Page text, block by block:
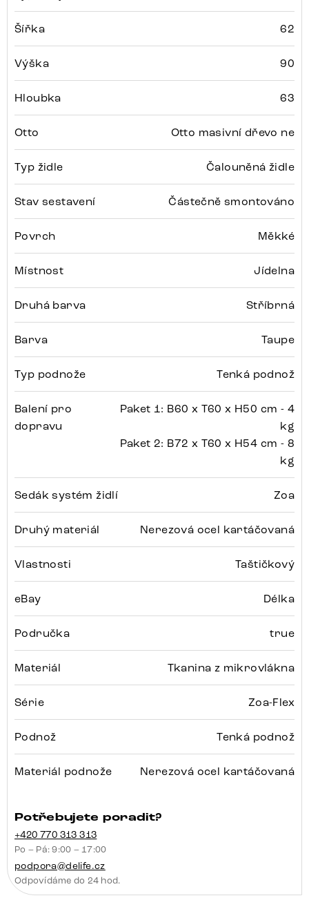
Šířka 62
Výška 90
Hloubka 63
Otto Otto masivní dřevo ne
Typ židle Čalouněná židle
Stav sestavení Částečně smontováno
Povrch Měkké
Místnost Jídelna
Druhá barva Stříbrná
Barva Taupe
Typ podnože Tenká podnož
Balení pro
dopravu
Paket 1: B60 x T60 x H50 cm - 4
kg
Paket 2: B72 x T60 x H54 cm - 8
kg
Sedák systém židlí Zoa
Druhý materiál Nerezová ocel kartáčovaná
Vlastnosti Taštičkový
eBay Délka
Područka true
Materiál Tkanina z mikrovlákna
Série Zoa-Flex
Podnož Tenká podnož
Materiál podnože Nerezová ocel kartáčovaná
Potřebujete poradit?
+420 770 313 313
Po – Pá: 9:00 – 17:00
podpora@delife.cz
Odpovídáme do 24 hod.